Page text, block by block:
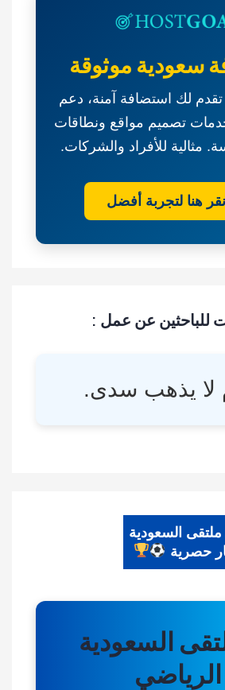
سعودية موثوقة
لك استضافة آمنة، دعم
تصميم مواقع ونطاقات
مثالية للأفراد والشركات.
انقر هنا لتجربة أفضل
للباحثين عن عمل :
لا يذهب سدى.
ملتقى السعودية
حصرية
السعودية
الرياضي